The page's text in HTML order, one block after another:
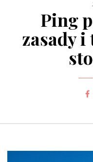
Ping
zasady